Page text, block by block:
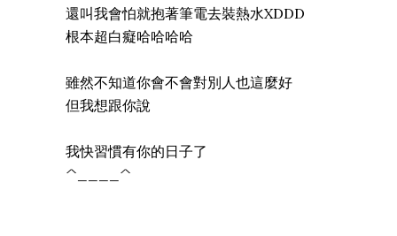
還叫我會怕就抱著筆電去裝熱水XDDD
根本超白癡哈哈哈哈
雖然不知道你會不會對別人也這麼好
但我想跟你說
我快習慣有你的日子了
^____^